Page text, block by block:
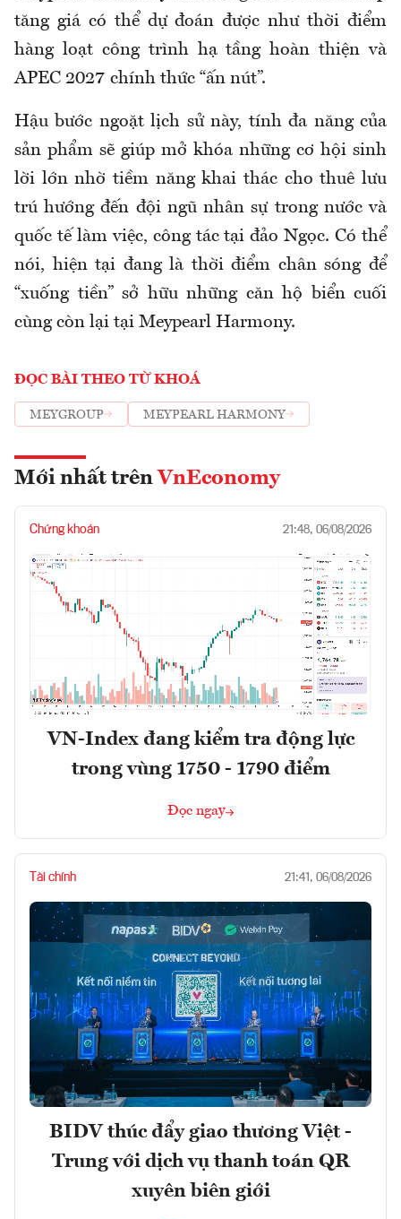
tăng giá có thể dự đoán được như thời điểm
hàng loạt công trình hạ tầng hoàn thiện và
APEC 2027 chính thức “ấn nút”.
Hậu bước ngoặt lịch sử này, tính đa năng của
sản phẩm sẽ giúp mở khóa những cơ hội sinh
lời lớn nhờ tiềm năng khai thác cho thuê lưu
trú hướng đến đội ngũ nhân sự trong nước và
quốc tế làm việc, công tác tại đảo Ngọc. Có thể
nói, hiện tại đang là thời điểm chân sóng để
“xuống tiền” sở hữu những căn hộ biển cuối
cùng còn lại tại Meypearl Harmony.
ĐỌC BÀI THEO TỪ KHOÁ
MEYGROUP MEYPEARL HARMONY
Mới nhất trên VnEconomy
Chứng khoán 21:48, 06/08/2026
VN-Index đang kiểm tra động lực
trong vùng 1750 - 1790 điểm
Đọc ngay
Tài chính 21:41, 06/08/2026
BIDV thúc đẩy giao thương Việt -
Trung với dịch vụ thanh toán QR
xuyên biên giới